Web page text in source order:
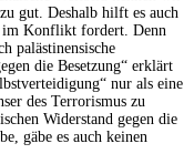
gut. Deshalb hilft es auch
im Konflikt fordert. Denn
palästinensische
die Besetzung“ erklärt
nur als eine
des Terrorismus zu
Widerstand gegen die
gäbe es auch keinen